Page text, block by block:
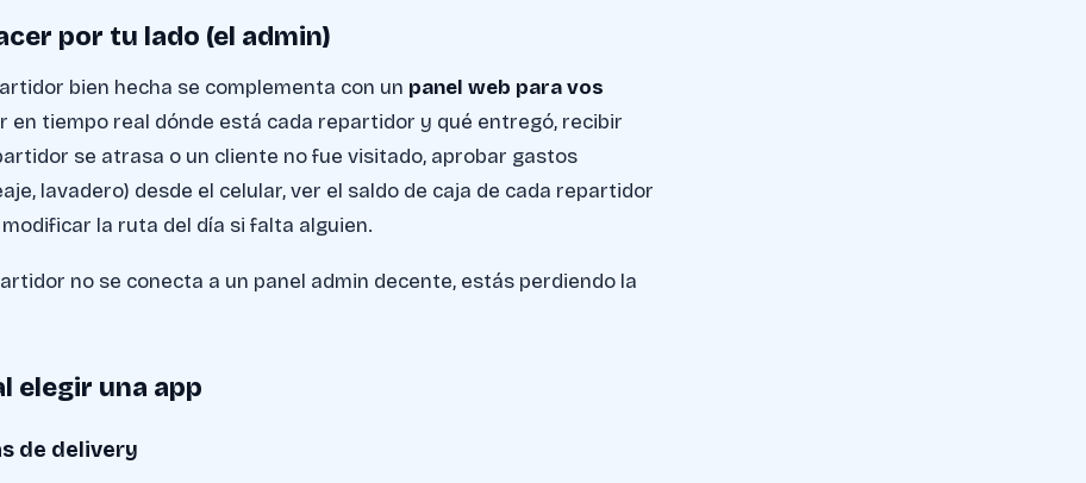
por tu lado (el admin)
bien hecha se complementa con un panel web para vos
en tiempo real dónde está cada repartidor y qué entregó, recibir
se atrasa o un cliente no fue visitado, aprobar gastos
lavadero) desde el celular, ver el saldo de caja de cada repartidor
la ruta del día si falta alguien.
no se conecta a un panel admin decente, estás perdiendo la
elegir una app
de delivery